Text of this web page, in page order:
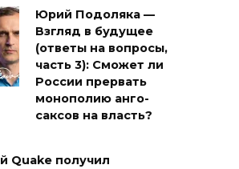
Юрий Подоляка —
Взгляд в будущее
(ответы на вопросы,
часть 3): Сможет ли
России прервать
монополию анго-
саксов на власть?
Quake получил